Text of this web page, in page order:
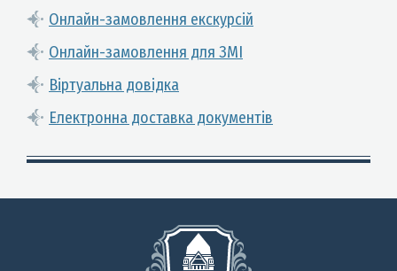
Онлайн-замовлення екскурсій
Онлайн-замовлення для ЗМІ
Віртуальна довідка
Електронна доставка документів